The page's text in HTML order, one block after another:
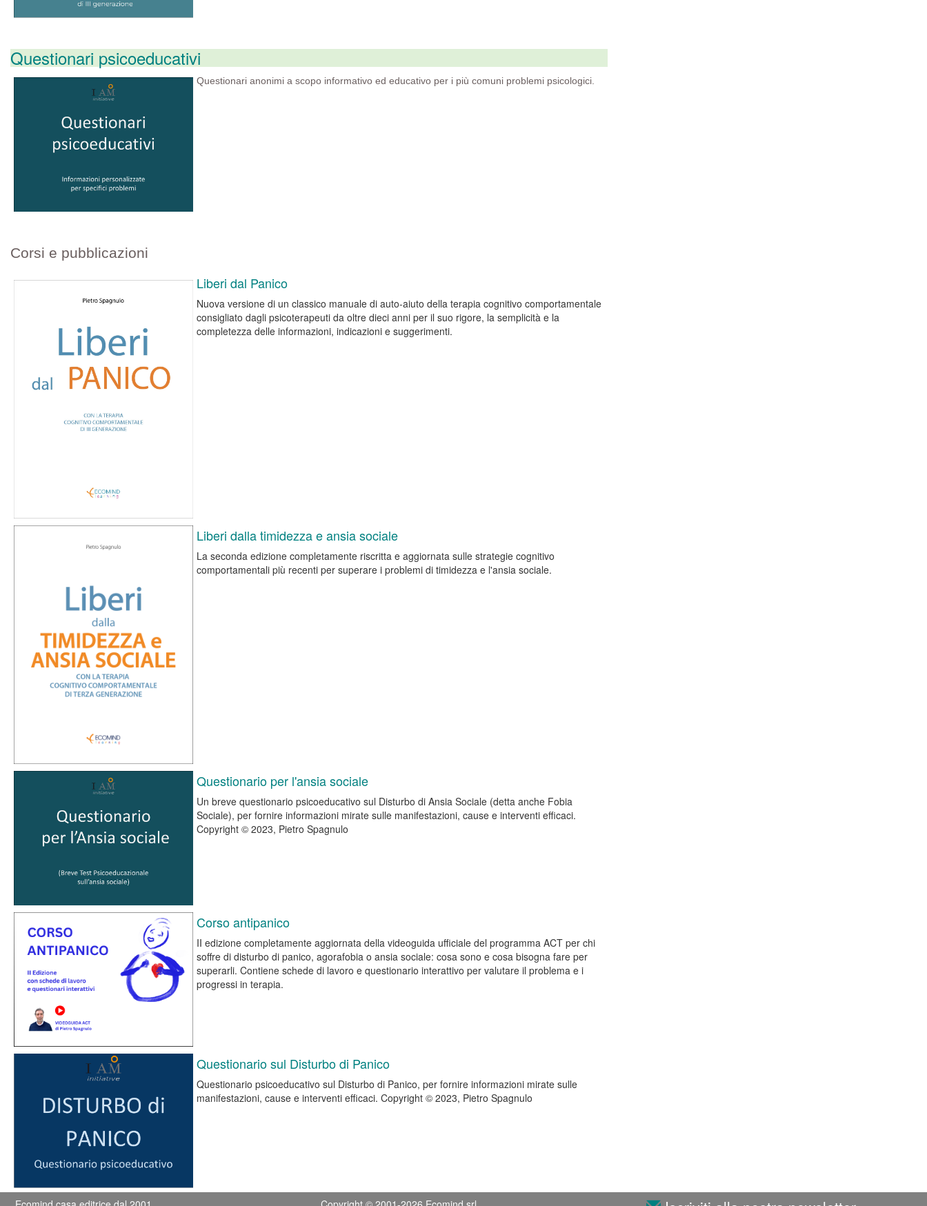
Questionari psicoeducativi
Questionari anonimi a scopo informativo ed educativo per i più comuni problemi psicologici.
Corsi e pubblicazioni
Liberi dal Panico
Nuova versione di un classico manuale di auto-aiuto della terapia cognitivo comportamentale
consigliato dagli psicoterapeuti da oltre dieci anni per il suo rigore, la semplicità e la
completezza delle informazioni, indicazioni e suggerimenti.
Liberi dalla timidezza e ansia sociale
La seconda edizione completamente riscritta e aggiornata sulle strategie cognitivo
comportamentali più recenti per superare i problemi di timidezza e l'ansia sociale.
Questionario per l'ansia sociale
Un breve questionario psicoeducativo sul Disturbo di Ansia Sociale (detta anche Fobia
Sociale), per fornire informazioni mirate sulle manifestazioni, cause e interventi efficaci.
Copyright © 2023, Pietro Spagnulo
Corso antipanico
II edizione completamente aggiornata della videoguida ufficiale del programma ACT per chi
soffre di disturbo di panico, agorafobia o ansia sociale: cosa sono e cosa bisogna fare per
superarli. Contiene schede di lavoro e questionario interattivo per valutare il problema e i
progressi in terapia.
Questionario sul Disturbo di Panico
Questionario psicoeducativo sul Disturbo di Panico, per fornire informazioni mirate sulle
manifestazioni, cause e interventi efficaci. Copyright © 2023, Pietro Spagnulo